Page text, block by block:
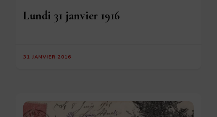
Lundi 31 janvier 1916
31 JANVIER 2016